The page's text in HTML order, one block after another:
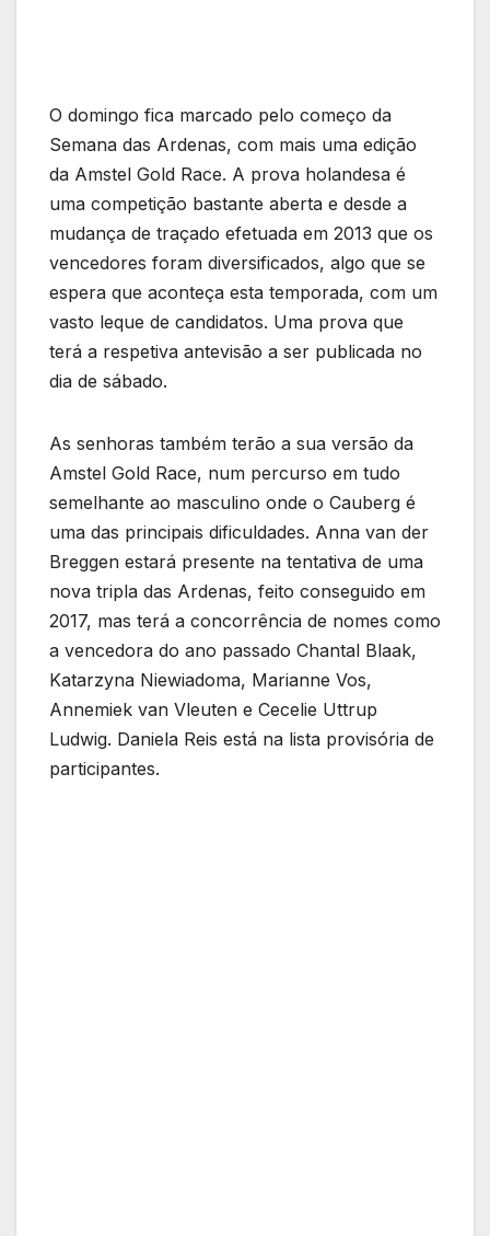
O domingo fica marcado pelo começo da
Semana das Ardenas, com mais uma edição
da Amstel Gold Race. A prova holandesa é
uma competição bastante aberta e desde a
mudança de traçado efetuada em 2013 que os
vencedores foram diversificados, algo que se
espera que aconteça esta temporada, com um
vasto leque de candidatos. Uma prova que
terá a respetiva antevisão a ser publicada no
dia de sábado.
As senhoras também terão a sua versão da
Amstel Gold Race, num percurso em tudo
semelhante ao masculino onde o Cauberg é
uma das principais dificuldades. Anna van der
Breggen estará presente na tentativa de uma
nova tripla das Ardenas, feito conseguido em
2017, mas terá a concorrência de nomes como
a vencedora do ano passado Chantal Blaak,
Katarzyna Niewiadoma, Marianne Vos,
Annemiek van Vleuten e Cecelie Uttrup
Ludwig. Daniela Reis está na lista provisória de
participantes.